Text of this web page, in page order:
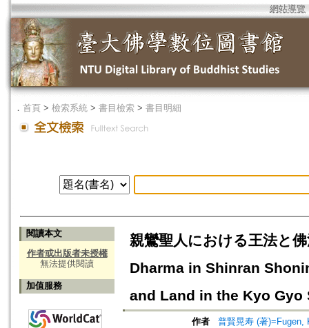
網站導覽
． 首頁 > 檢索系統 > 書目檢索 > 書目明細
閱讀本文
作者或出版者未授權
無法提供閱讀
加值服務
親鸞聖人における王法と
Dharma in Shinran
and Land in the Kyo Gyo
作者
普賢晃寿 (著)=Fugen,